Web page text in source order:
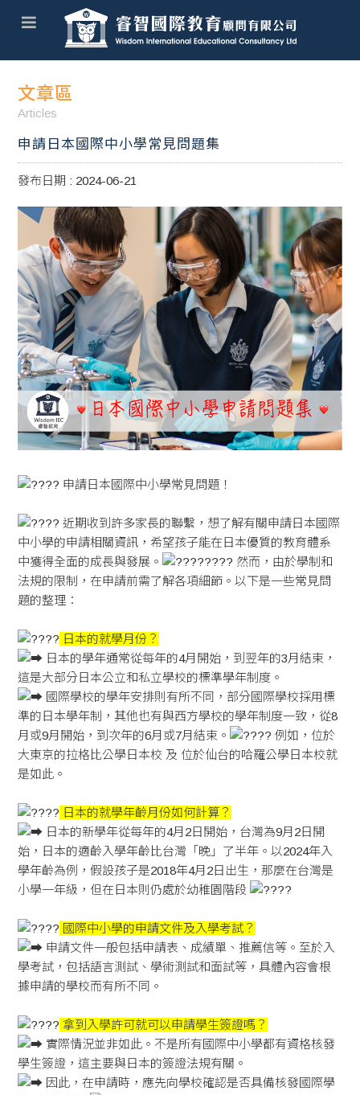
文章區
Articles
申請日本國際中小學常見問題集
發布日期 : 2024-06-21
申請日本國際中小學常見問題！
近期收到許多家長的聯繫，想了解有關申請日本國際
中小學的申請相關資訊，希望孩子能在日本優質的教育體系
中獲得全面的成長與發展。
然而，由於學制和
法規的限制，在申請前需了解各項細節。以下是一些常見問
題的整理：
日本的就學月份？
日本的學年通常從每年的4月開始，到翌年的3月結束，
這是大部分日本公立和私立學校的標準學年制度。
國際學校的學年安排則有所不同，部分國際學校採用標
準的日本學年制，其他也有與西方學校的學年制度一致，從8
月或9月開始，到次年的6月或7月結束。
例如，位於
大東京的拉格比公學日本校 及 位於仙台的哈羅公學日本校就
是如此。
日本的就學年齡月份如何計算？
日本的新學年從每年的4月2日開始，台灣為9月2日開
始，日本的適齡入學年齡比台灣「晚」了半年。以2024年入
學年齡為例，假設孩子是2018年4月2日出生，那麼在台灣是
小學一年級，但在日本則仍處於幼稚園階段
國際中小學的申請文件及入學考試？
申請文件一般包括申請表、成績單、推薦信等。至於入
學考試，包括語言測試、學術測試和面試等，具體內容會根
據申請的學校而有所不同。
拿到入學許可就可以申請學生簽證嗎？
實際情況並非如此。不是所有國際中小學都有資格核發
學生簽證，這主要與日本的簽證法規有關。
因此，在申請時，應先向學校確認是否具備核發國際學